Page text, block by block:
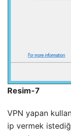
Resim-7
VPN yapan
ip vermek